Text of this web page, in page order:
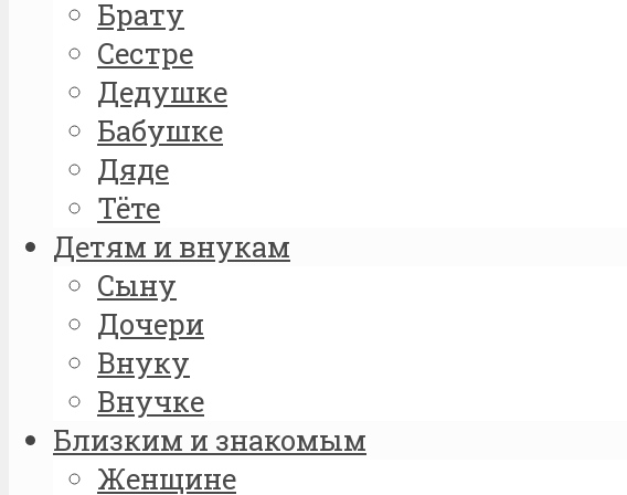
Брату
Сестре
Дедушке
Бабушке
Дяде
Тёте
Детям и внукам
Сыну
Дочери
Внуку
Внучке
Близким и знакомым
Женщине